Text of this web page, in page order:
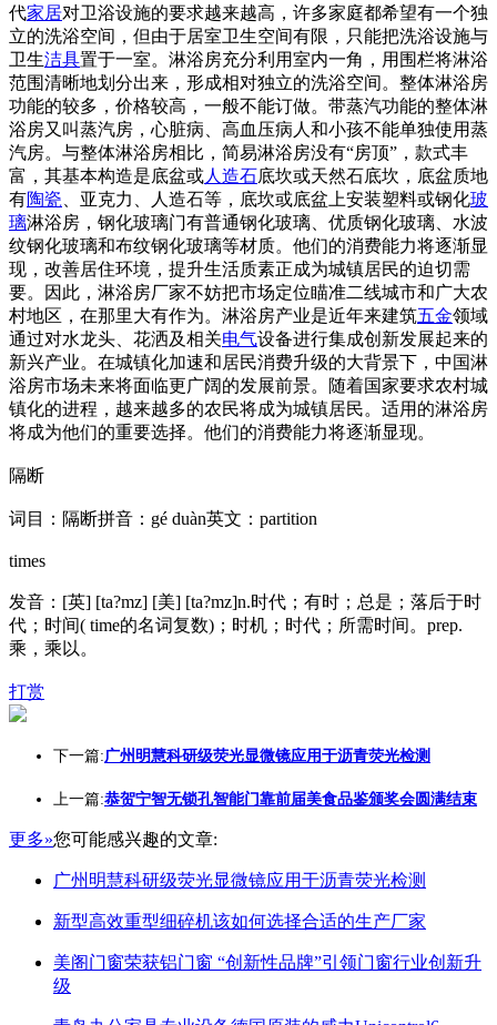
代家居对卫浴设施的要求越来越高，许多家庭都希望有一个独
立的洗浴空间，但由于居室卫生空间有限，只能把洗浴设施与
卫生洁具置于一室。淋浴房充分利用室内一角，用围栏将淋浴
范围清晰地划分出来，形成相对独立的洗浴空间。整体淋浴房
功能的较多，价格较高，一般不能订做。带蒸汽功能的整体淋
浴房又叫蒸汽房，心脏病、高血压病人和小孩不能单独使用蒸
汽房。与整体淋浴房相比，简易淋浴房没有“房顶”，款式丰
富，其基本构造是底盆或人造石底坎或天然石底坎，底盆质地
有陶瓷 、亚克力、人造石等，底坎或底盆上安装塑料或钢化玻
璃淋浴房，钢化玻璃门有普通钢化玻璃、优质钢化玻璃、水波
纹钢化玻璃和布纹钢化玻璃等材质。他们的消费能力将逐渐显
现，改善居住环境，提升生活质素正成为城镇居民的迫切需
要。因此，淋浴房厂家不妨把市场定位瞄准二线城市和广大农
村地区，在那里大有作为。淋浴房产业是近年来建筑五金领域
通过对水龙头、花洒及相关电气设备进行集成创新发展起来的
新兴产业。在城镇化加速和居民消费升级的大背景下，中国淋
浴房市场未来将面临更广阔的发展前景。随着国家要求农村城
镇化的进程，越来越多的农民将成为城镇居民。适用的淋浴房
将成为他们的重要选择。他们的消费能力将逐渐显现。
隔断
词目：隔断拼音：gé duàn英文：partition
times
发音：[英] [ta?mz] [美] [ta?mz]n.时代；有时；总是；落后于时
代；时间( time的名词复数)；时机；时代；所需时间。prep.
乘，乘以。
打赏
下一篇:广州明慧科研级荧光显微镜应用于沥青荧光检测
上一篇:恭贺宁智无锁孔智能门靠前届美食品鉴颁奖会圆满结束
更多»您可能感兴趣的文章:
广州明慧科研级荧光显微镜应用于沥青荧光检测
新型高效重型细碎机该如何选择合适的生产厂家
美阁门窗荣获铝门窗 “创新性品牌”引领门窗行业创新升
级